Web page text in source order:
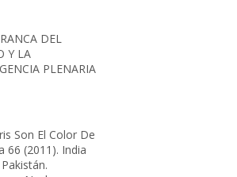
DEL
Y LA
PLENARIA
Son El Color De
66 (2011). India